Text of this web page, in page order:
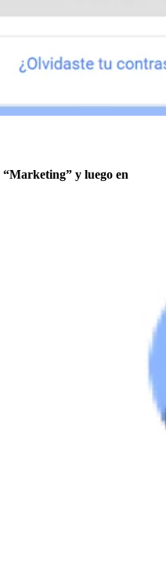
“Marketing” y luego en